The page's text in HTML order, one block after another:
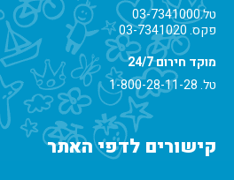
טל.03-7341000
פקס. 03-7341020
מוקד חירום 24/7
טל.1-800-28-11-28
קישורים לדפי האתר